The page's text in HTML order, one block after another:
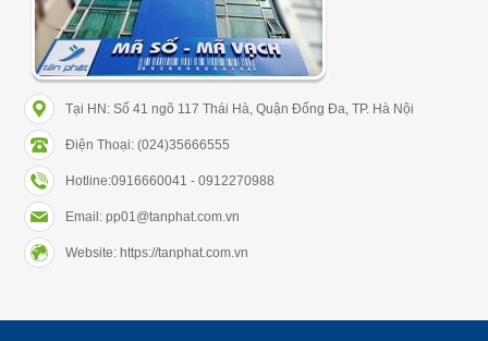
Tại HN: Số 41 ngõ 117 Thái Hà, Quận Đống Đa, TP. Hà Nội
Điện Thoại: (024)35666555
Hotline:0916660041 - 0912270988
Email: pp01@tanphat.com.vn
Website: https://tanphat.com.vn